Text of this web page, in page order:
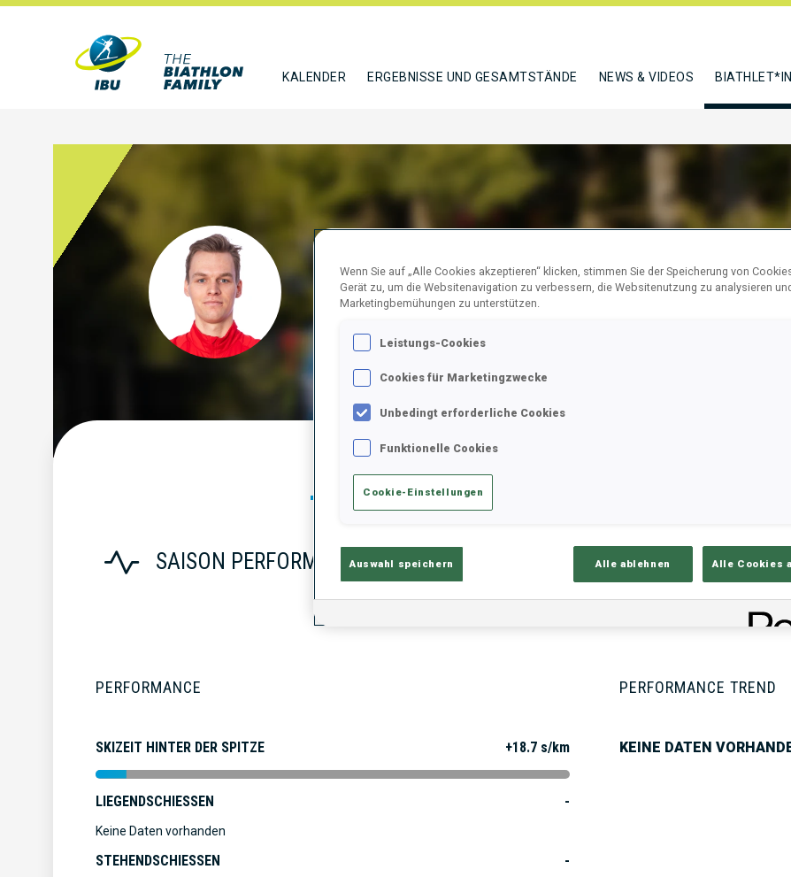
KALENDER ERGEBNISSE UND GESAMTSTÄNDE NEWS & VIDEOS
SCHIELLERUP RASMUS
DEN
Statistik Ergebnisse und Gesamtstände
SAISON PERFORMANCE
PERFORMANCE
SKIZEIT HINTER DER SPITZE +18.7 s/km
LIEGENDSCHIESSEN -
Keine Daten vorhanden
STEHENDSCHIESSEN -
PERFORMANCE TREND
KEINE DATEN
Wenn Sie auf „Alle Cookies akzeptieren“ klicken, stimmen Sie der Speicherung von
Gerät zu, um die Websitenavigation zu verbessern, die Websitenutzung zu analysieren
Marketingbemühungen zu unterstützen.
Leistungs-Cookies
Cookies für Marketingzwecke
Unbedingt erforderliche Cookies
Funktionelle Cookies
Cookie-Einstellungen
Auswahl speichern Alle ablehnen Alle Cookies